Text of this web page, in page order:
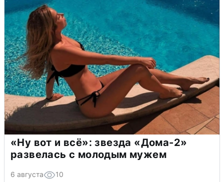
«Ну вот и всё»: звезда «Дома-2»
развелась с молодым мужем
6 августа 10